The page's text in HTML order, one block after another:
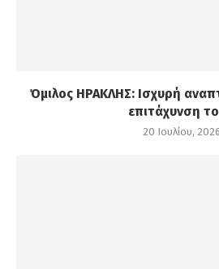
Όμιλος ΗΡΑΚΛΗΣ: Ισχυρή
επιτάχυνση
20 Ιουλίου, 2026